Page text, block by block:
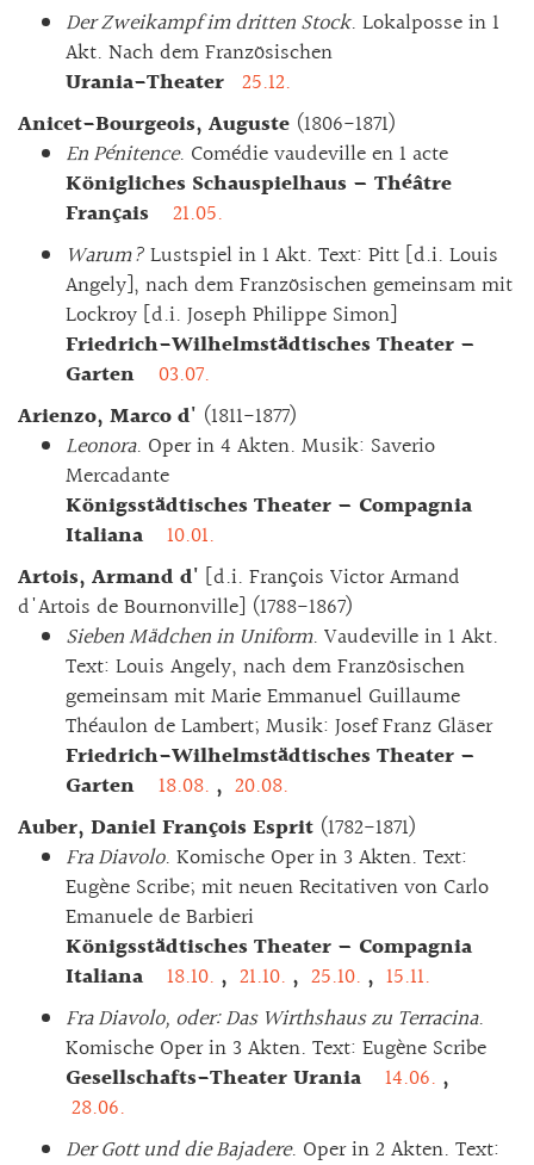
Der Zweikampf im dritten Stock. Lokalposse in 1
Akt. Nach dem Französischen
Urania-Theater 25.12.
Anicet-Bourgeois, Auguste (1806-1871)
En Pénitence. Comédie vaudeville en 1 acte
Königliches Schauspielhaus – Théâtre
Français
21.05.
Warum?Lustspiel in 1 Akt. Text: Pitt [d.i. Louis
Angely], nach dem Französischen gemeinsam mit
Lockroy [d.i. Joseph Philippe Simon]
Friedrich-Wilhelmstädtisches Theater –
Garten
03.07.
Arienzo, Marco d' (1811-1877)
Leonora. Oper in 4 Akten. Musik: Saverio
Mercadante
Königsstädtisches Theater – Compagnia
Italiana
10.01.
Artois, Armand d' [d.i. François Victor Armand
d'Artois de Bournonville] (1788-1867)
Sieben Mädchen in Uniform. Vaudeville in 1 Akt.
Text: Louis Angely, nach dem Französischen
gemeinsam mit Marie Emmanuel Guillaume
Théaulon de Lambert; Musik: Josef Franz Gläser
Friedrich-Wilhelmstädtisches Theater –
Garten
18.08. , 20.08.
Auber, Daniel François Esprit (1782-1871)
Fra Diavolo. Komische Oper in 3 Akten. Text:
Eugène Scribe; mit neuen Recitativen von Carlo
Emanuele de Barbieri
Königsstädtisches Theater – Compagnia
Italiana
18.10. , 21.10. , 25.10. , 15.11.
Fra Diavolo, oder: Das Wirthshaus zu Terracina.
Komische Oper in 3 Akten. Text: Eugène Scribe
Gesellschafts-Theater Urania
14.06. ,
28.06.
Der Gott und die Bajadere. Oper in 2 Akten. Text: